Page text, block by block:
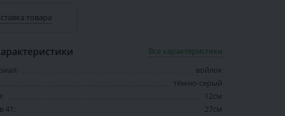
товара
Все характеристики
войлок
тёмно-серый
12см
41:
27см